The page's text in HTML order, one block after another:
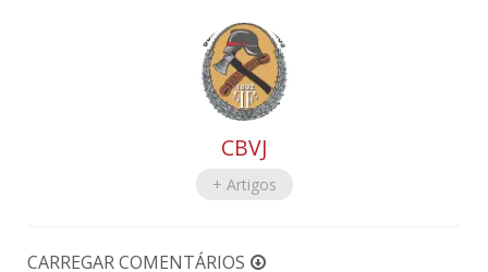
CBVJ
+ Artigos
CARREGAR COMENTÁRIOS